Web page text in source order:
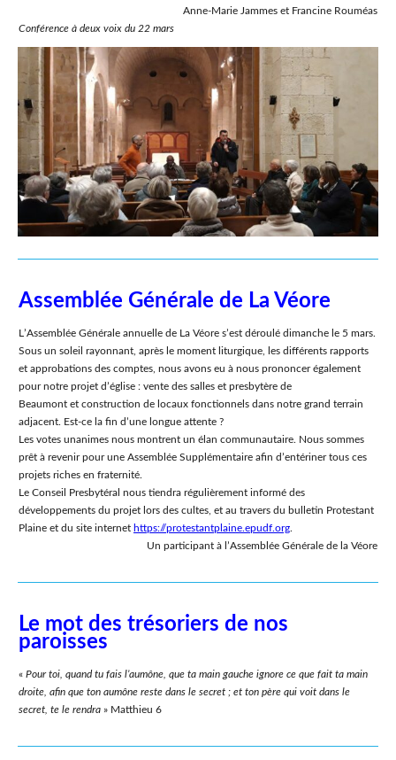
Anne-Marie Jammes et Francine Rouméas
Conférence à deux voix du 22 mars
Assemblée Générale de La Véore
LʼAssemblée Générale annuelle de La Véore sʼest déroulé dimanche le 5 mars.
Sous un soleil rayonnant, après le moment liturgique, les différents rapports
et approbations des comptes, nous avons eu à nous prononcer également
pour notre projet dʼéglise : vente des salles et presbytère de
Beaumont et construction de locaux fonctionnels dans notre grand terrain
adjacent. Est-ce la fin dʼune longue attente ?
Les votes unanimes nous montrent un élan communautaire. Nous sommes
prêt à revenir pour une Assemblée Supplémentaire afin dʼentériner tous ces
projets riches en fraternité.
Le Conseil Presbytéral nous tiendra régulièrement informé des
développements du projet lors des cultes, et au travers du bulletin Protestant
Plaine et du site internet https://protestantplaine.epudf.org
Un participant à lʼAssemblée Générale de la Véore
Le mot des trésoriers de nos
paroisses
« Pour toi, quand tu fais lʼaumône, que ta main gauche ignore ce que fait ta main
droite, afin que ton aumône reste dans le secret ; et ton père qui voit dans le
secret, te le rendra » Matthieu 6